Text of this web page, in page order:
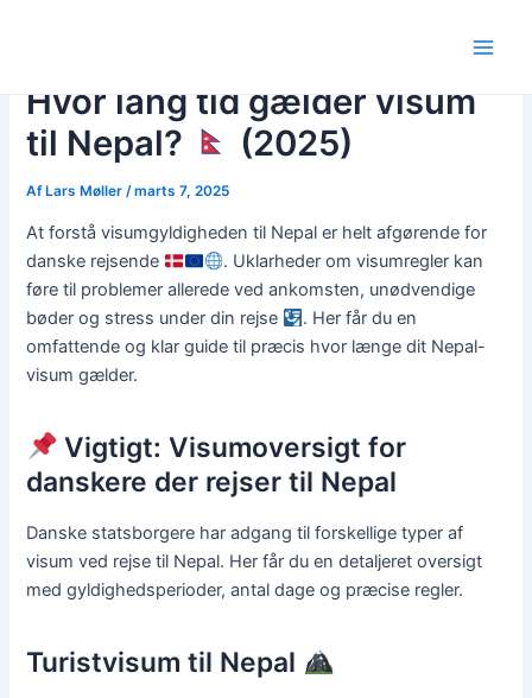
Hvor lang tid gælder visum
til Nepal?
(2025)
AfLars Møller /marts 7, 2025
At forstå visumgyldigheden til Nepal er helt afgørende for
danske rejsende
. Uklarheder om visumregler kan
føre til problemer allerede ved ankomsten, unødvendige
bøder og stress under din rejse
. Her får du en
omfattende og klar guide til præcis hvor længe dit Nepal-
visum gælder.
Vigtigt: Visumoversigt for
danskere der rejser til Nepal
Danske statsborgere har adgang til forskellige typer af
visum ved rejse til Nepal. Her får du en detaljeret oversigt
med gyldighedsperioder, antal dage og præcise regler.
Turistvisum til Nepal